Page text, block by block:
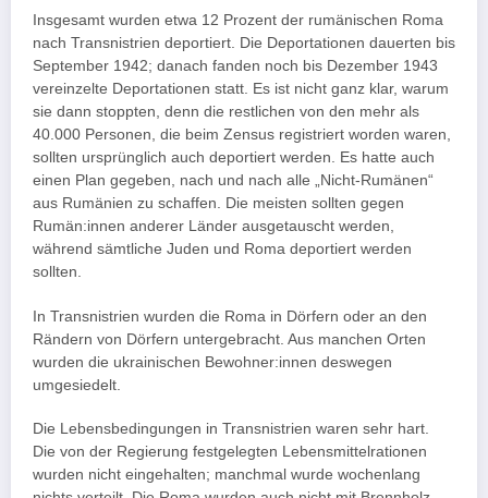
Insgesamt wurden etwa 12 Prozent der rumänischen Roma
nach Transnistrien deportiert. Die Deportationen dauerten bis
September 1942; danach fanden noch bis Dezember 1943
vereinzelte Deportationen statt. Es ist nicht ganz klar, warum
sie dann stoppten, denn die restlichen von den mehr als
40.000 Personen, die beim Zensus registriert worden waren,
sollten ursprünglich auch deportiert werden. Es hatte auch
einen Plan gegeben, nach und nach alle „Nicht-Rumänen“
aus Rumänien zu schaffen. Die meisten sollten gegen
Rumän:innen anderer Länder ausgetauscht werden,
während sämtliche Juden und Roma deportiert werden
sollten.
In Transnistrien wurden die Roma in Dörfern oder an den
Rändern von Dörfern untergebracht. Aus manchen Orten
wurden die ukrainischen Bewohner:innen deswegen
umgesiedelt.
Die Lebensbedingungen in Transnistrien waren sehr hart.
Die von der Regierung festgelegten Lebensmittelrationen
wurden nicht eingehalten; manchmal wurde wochenlang